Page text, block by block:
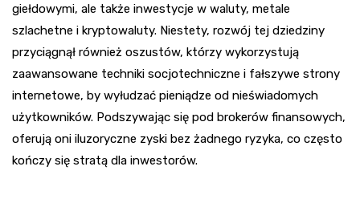
giełdowymi, ale także inwestycje w waluty, metale
szlachetne i kryptowaluty. Niestety, rozwój tej dziedziny
przyciągnął również oszustów, którzy wykorzystują
zaawansowane techniki socjotechniczne i fałszywe strony
internetowe, by wyłudzać pieniądze od nieświadomych
użytkowników. Podszywając się pod brokerów finansowych,
oferują oni iluzoryczne zyski bez żadnego ryzyka, co często
kończy się stratą dla inwestorów.